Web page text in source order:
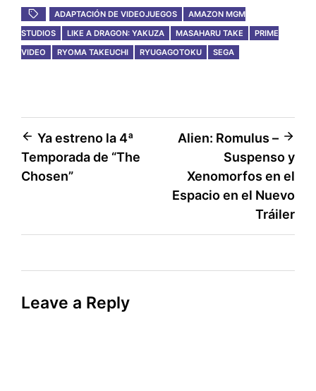
ADAPTACIÓN DE VIDEOJUEGOS
AMAZON MGM
STUDIOS
LIKE A DRAGON: YAKUZA MASAHARU TAKE
PRIME
VIDEO
RYOMA TAKEUCHI RYUGAGOTOKU SEGA
Post
navigation
Ya estreno la 4ª
Temporada de “The
Chosen”
Alien: Romulus –
Suspenso y
Xenomorfos en el
Espacio en el Nuevo
Tráiler
Leave a Reply